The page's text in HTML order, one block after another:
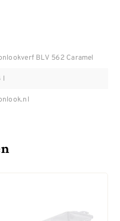
BLV 562 Caramel
l